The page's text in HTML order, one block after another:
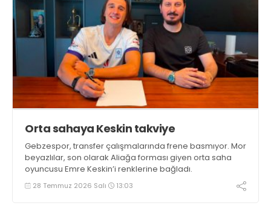
Orta sahaya Keskin takviye
Gebzespor, transfer çalışmalarında frene basmıyor. Mor
beyazlılar, son olarak Aliağa forması giyen orta saha
oyuncusu Emre Keskin’i renklerine bağladı.
28 Temmuz 2026 Salı 13:03